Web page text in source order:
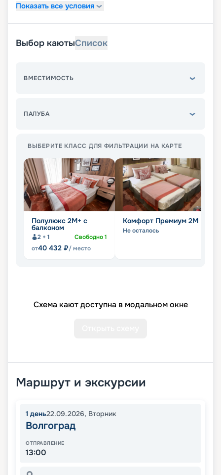
Показать все условия
Выбор каютыСписок
ВМЕСТИМОСТЬ
ПАЛУБА
ВЫБЕРИТЕ КЛАСС ДЛЯ ФИЛЬТРАЦИИ НА КАРТЕ
Полулюкс 2М+ с
балконом
2 + 1 Свободно1
от40 432 ₽/ место
Комфорт Премиум 2М
Не осталось
Схема кают доступна в модальном окне
Маршрут и экскурсии
1 день22.09.2026, Вторник
Волгоград
ОТПРАВЛЕНИЕ
13:00